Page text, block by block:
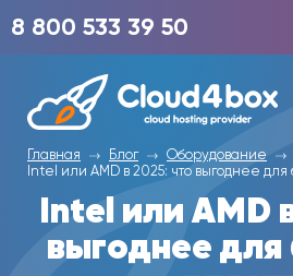
8 800 533 39 50
Главная Блог
Оборудование
Intel или AMD в 2025: что выгоднее
Intel или AMD
выгоднее для